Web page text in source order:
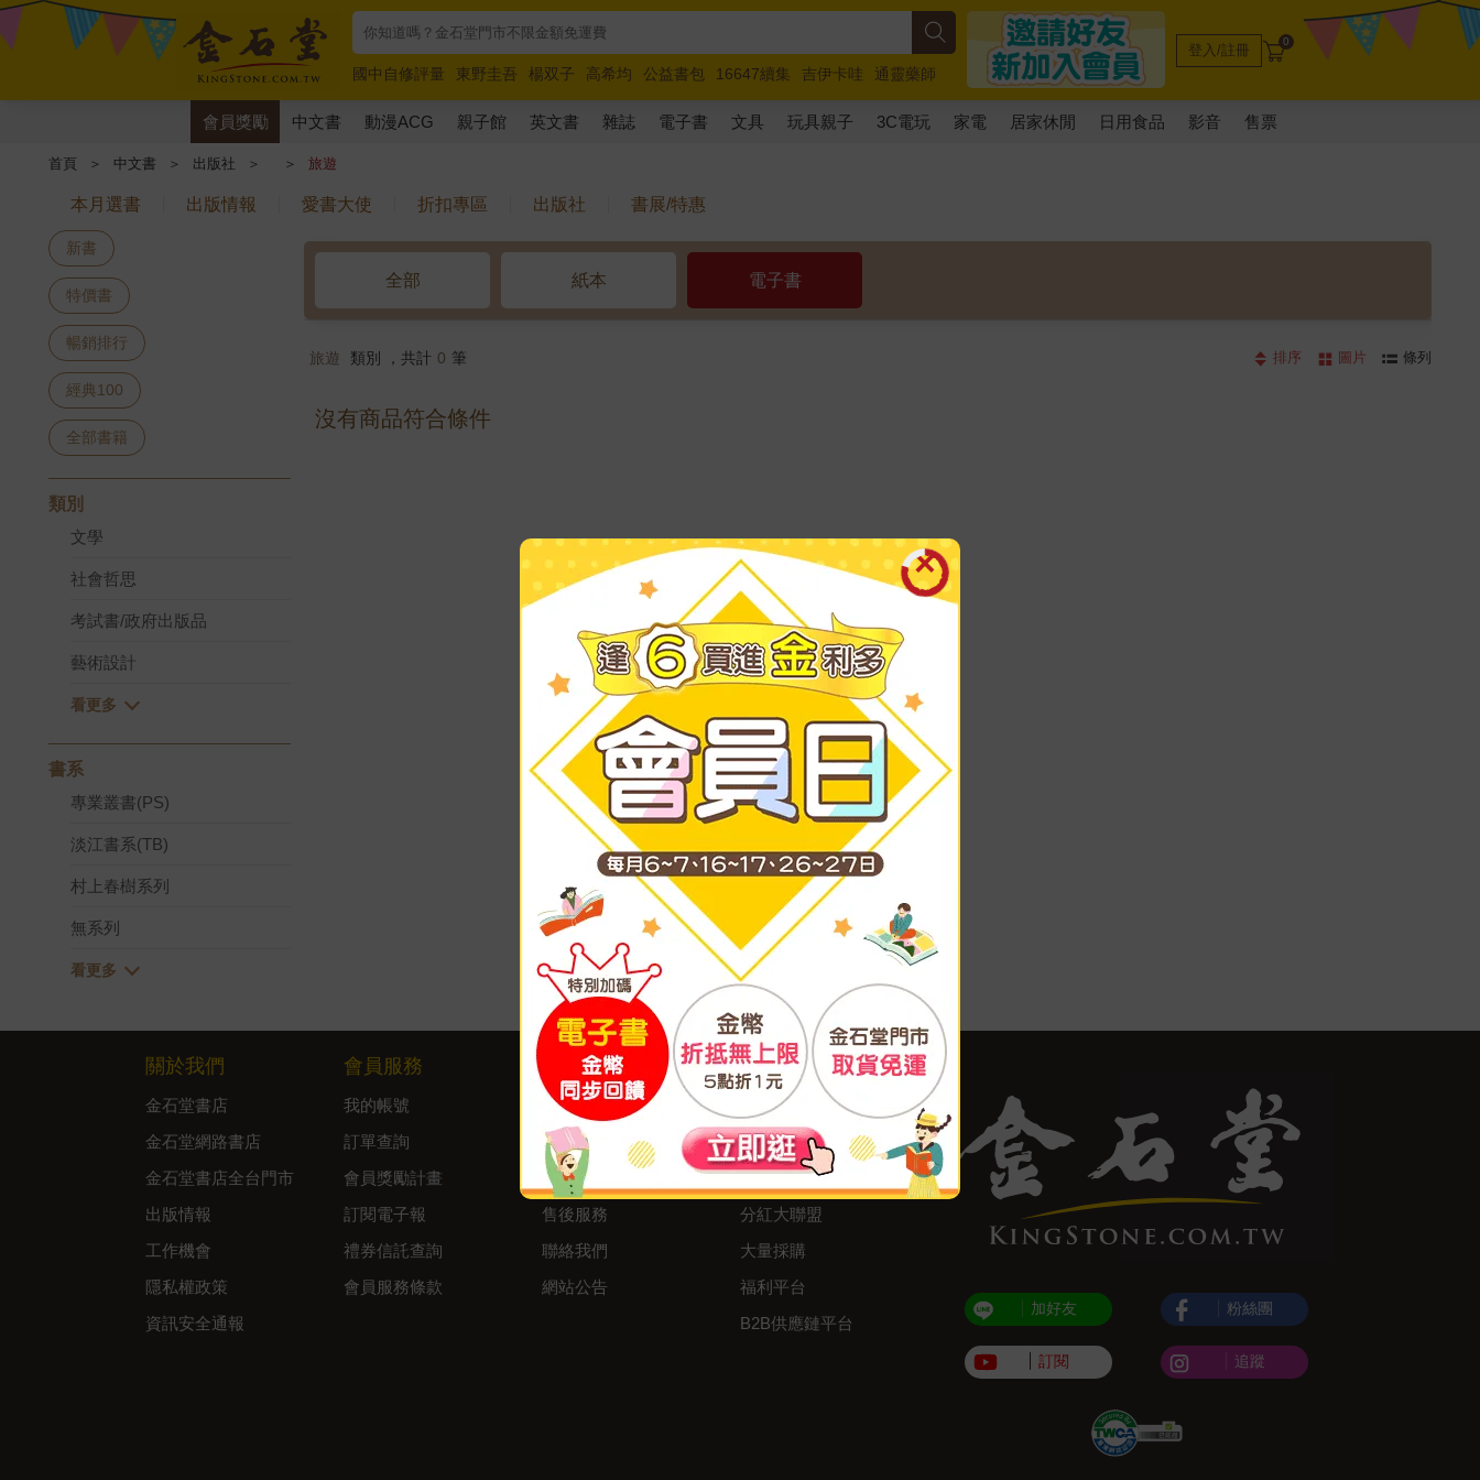
國中自修評量 東野圭吾 楊双子 高希均 公益書包 16647續集 吉伊卡哇
通靈藥師
唯紅花綻放
奧德賽 路邊攤新作 馬斯克 玩具總動員5 超慢跑
登入/註冊 0
會員獎勵 中文書 動漫ACG 親子館 英文書 雜誌 電子書 文具 玩具親子 3C電玩 家電 居家休閒 日用食品 影音 售票
首頁 ＞ 中文書 ＞ 出版社 ＞ ＞ 旅遊
本月選書 出版情報 愛書大使 折扣專區 出版社 書展/特惠
新書
特價書
暢銷排行
經典100
全部書籍
類別
文學
社會哲思
考試書/政府出版品
藝術設計
書系
專業叢書(PS)
淡江書系(TB)
村上春樹系列
無系列
全部 紙本 電子書
旅遊 類別 ，共計 0 筆 排序 圖片 條列
沒有商品符合條件
關於我們
金石堂書店
金石堂網路書店
金石堂書店全台門市
出版情報
工作機會
隱私權政策
資訊安全通報
會員服務
我的帳號
訂單查詢
會員獎勵計畫
訂閱電子報
禮券信託查詢
會員服務條款
客服中心
購物說明
付款方式
寄送方式
售後服務
聯絡我們
網站公告
合作與服務
異業合作
我要成為供應商
廣告合作
分紅大聯盟
大量採購
福利平台
B2B供應鏈平台
加好友
訂閱
粉絲團
追蹤